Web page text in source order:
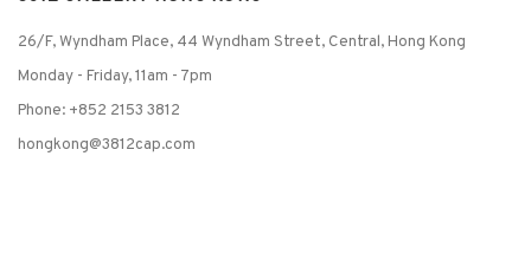
26/F, Wyndham Place, 44 Wyndham Street, Central, Hong Kong
Monday - Friday,11am - 7pm
Phone: +852 2153 3812
hongkong@3812cap.com